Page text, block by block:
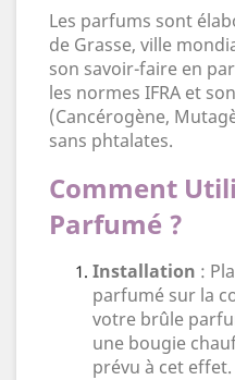
Les parfums sont
de Grasse, ville
son savoir-faire en
les normes IFRA et
(Cancérogène,
sans phtalates.
Comment
Parfumé ?
Installation :
parfumé sur la
votre brûle
une bougie
prévu à cet effet.